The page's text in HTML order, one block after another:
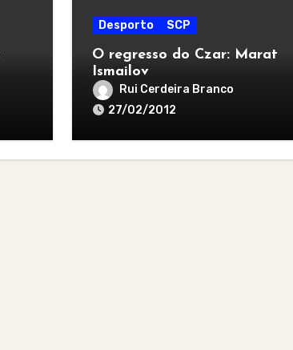
Desporto SCP
O regresso do Czar: Marat
Ismailov
Rui Cerdeira Branco
27/02/2012